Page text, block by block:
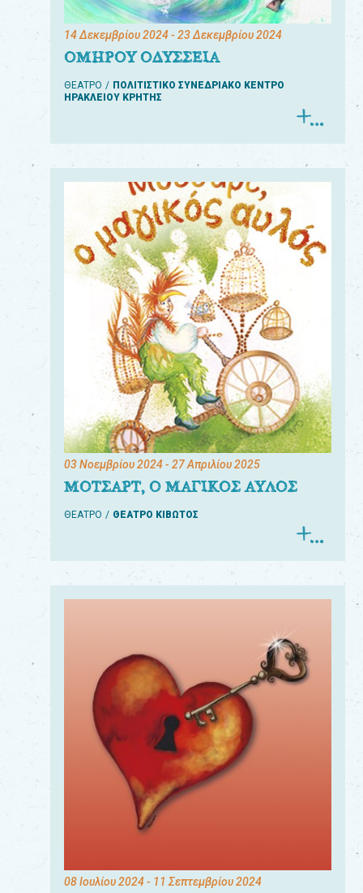
14 Δεκεμβρίου 2024- 23 Δεκεμβρίου 2024
ΟΜΗΡΟΥ ΟΔΥΣΣΕΙΑ
ΘΕΑΤΡΟ
ΠΟΛΙΤΙΣΤΙΚΟ ΣΥΝΕΔΡΙΑΚΟ ΚΕΝΤΡΟ
ΗΡΑΚΛΕΙΟΥ ΚΡΗΤΗΣ
03 Νοεμβρίου 2024- 27 Απριλίου 2025
ΜΟΤΣΑΡΤ, Ο ΜΑΓΙΚΟΣ ΑΥΛΟΣ
ΘΕΑΤΡΟ ΘΕΑΤΡΟ ΚΙΒΩΤΟΣ
08 Ιουλίου 2024- 11 Σεπτεμβρίου 2024